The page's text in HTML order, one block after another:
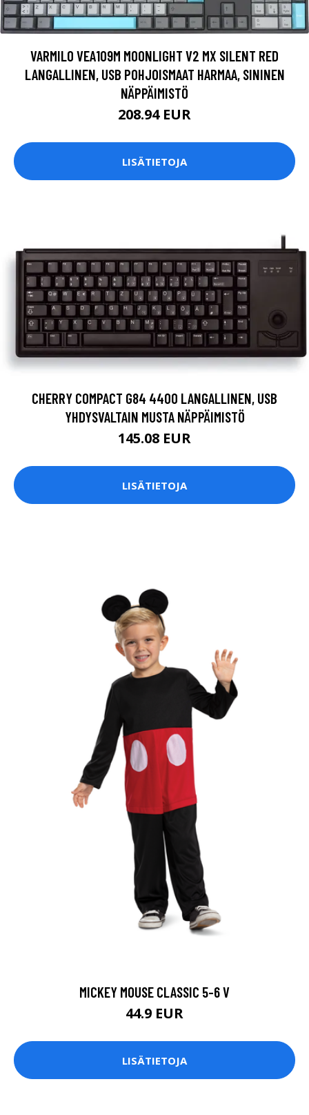
VARMILO VEA109M MOONLIGHT V2 MX SILENT RED
LANGALLINEN, USB POHJOISMAAT HARMAA, SININEN
NÄPPÄIMISTÖ
208.94 EUR
LISÄTIETOJA
CHERRY COMPACT G84 4400 LANGALLINEN, USB
YHDYSVALTAIN MUSTA NÄPPÄIMISTÖ
145.08 EUR
LISÄTIETOJA
MICKEY MOUSE CLASSIC 5-6 V
44.9 EUR
LISÄTIETOJA